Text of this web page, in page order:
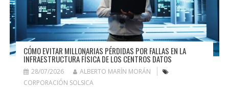
CÓMO EVITAR MILLONARIAS PÉRDIDAS POR FALLAS EN LA
INFRAESTRUCTURA FÍSICA DE LOS CENTROS DATOS
28/07/2026
ALBERTO MARÍN MORÁN
CORPORACIÓN SOLSICA